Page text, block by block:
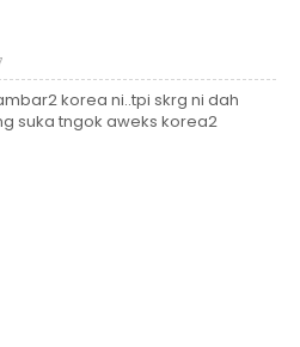
korea ni..tpi skrg ni dah
suka tngok aweks korea2